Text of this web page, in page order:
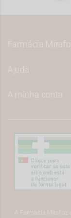
Farmácia
Ajuda
A minha conta
A Farmácia Mirafoz